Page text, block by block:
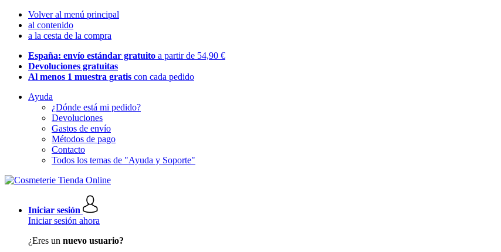
Volver al menú principal
al contenido
a la cesta de la compra
España: envío estándar gratuito a partir de 54,90 €
Devoluciones gratuitas
Al menos 1 muestra gratis con cada pedido
Ayuda
¿Dónde está mi pedido?
Devoluciones
Gastos de envío
Métodos de pago
Contacto
Todos los temas de "Ayuda y Soporte"
Iniciar sesión
Iniciar sesión ahora
¿Eres un nuevo usuario?